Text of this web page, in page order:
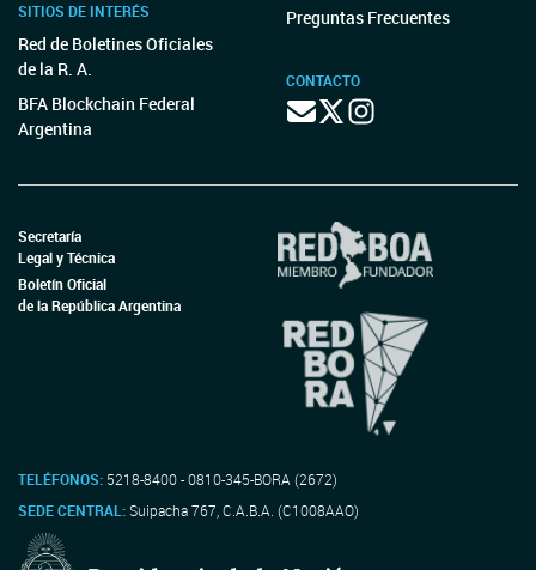
SITIOS DE INTERÉS
Red de Boletines Oficiales
de la R. A.
BFA Blockchain Federal
Argentina
Preguntas Frecuentes
CONTACTO
Secretaría
Legal y Técnica
Boletín Oficial
de la República Argentina
TELÉFONOS: 5218-8400 - 0810-345-BORA (2672)
SEDE CENTRAL:Suipacha 767, C.A.B.A. (C1008AAO)